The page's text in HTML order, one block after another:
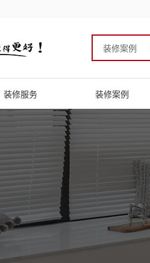
装修案例
装修服务 装修案例